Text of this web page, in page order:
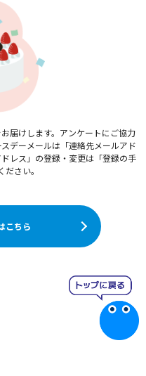
届けします。アンケートにご協力
デーメールは「連絡先メールアド
レス」の登録・変更は「登録の手
さい。
こちら